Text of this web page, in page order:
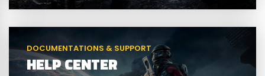
DOCUMENTATIONS & SUPPORT
HELP CENTER